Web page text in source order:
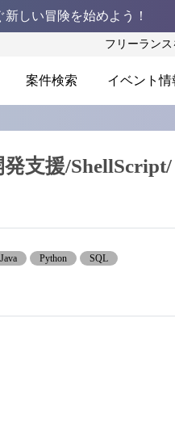
しい冒険を始めよう！
フリーラン
案件検索 イベント情
支援/ShellScript/
Java Python
SQL